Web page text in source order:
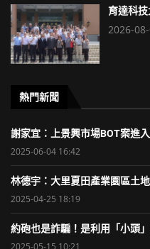
育達科
2026-
熱門新聞
謝家宜：上景興市場BOT案進
2025-06-04 16:42
林德宇：大里夏田產業園區土
2025-04-25 18:19
約砲也是詐騙！是利用「小頭
2025-05-15 10:21